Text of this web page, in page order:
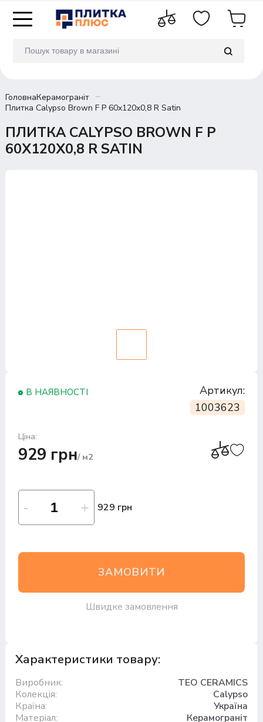
ГоловнаКерамограніт
Плитка Calypso Brown F P 60x120x0,8 R Satin
ПЛИТКА CALYPSO BROWN F P
60X120X0,8 R SATIN
В НАЯВНОСТІ
Артикул:
1003623
Ціна:
929 грн/ м2
929 грн
ЗАМОВИТИ
Швидке замовлення
Характеристики товару:
Виробник:
TEO CERAMICS
Колекція:
Calypso
Країна:
Україна
Матеріал:
Керамограніт